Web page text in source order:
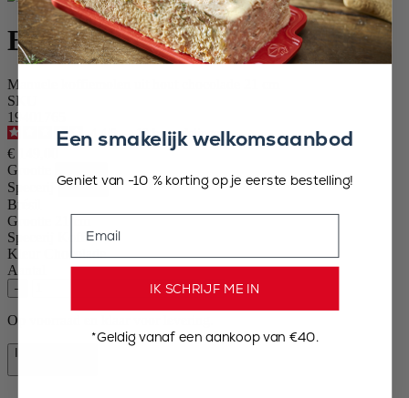
Brésil
Manuele koffiemolen uit hout chocolade 21 cm
SKU
19401765
4.4 /5- 19beoordelingen
€ 149,00
Grootte
Specerij
Brésil
Grootte
Specerij
Koffie
Kleur
Chocolade
Aantal
– +
Op voorraad en klaar voor levering.
Een smakelijk welkomsaanbod
Geniet van -10 % korting op je eerste bestelling!
IK SCHRIJF ME IN
*Geldig vanaf een aankoop van €40.